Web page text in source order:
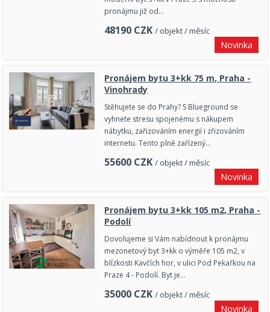
pronájmu již od…
48190 CZK / objekt / měsíc
Novinka
Pronájem bytu 3+kk 75 m, Praha -
Vinohrady
Stěhujete se do Prahy? S Blueground se
vyhnete stresu spojenému s nákupem
nábytku, zařizováním energií i zřizováním
internetu. Tento plně zařízený…
55600 CZK / objekt / měsíc
Novinka
Pronájem bytu 3+kk 105 m2, Praha -
Podolí
Dovolujeme si Vám nabídnout k pronájmu
mezonetový byt 3+kk o výměře 105 m2, v
blízkosti Kavčích hor, v ulici Pod Pekařkou na
Praze 4 - Podolí. Byt je…
35000 CZK / objekt / měsíc
Novinka